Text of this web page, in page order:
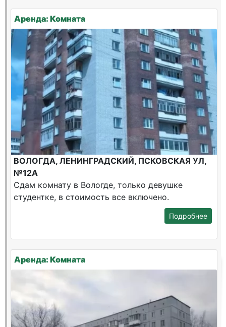
Аренда: Комната
ВОЛОГДА, ЛЕНИНГРАДСКИЙ, ПСКОВСКАЯ УЛ,
№12А
Сдам комнату в Вологде, только девушке
студентке, в стоимость все включено.
Подробнее
Аренда: Комната